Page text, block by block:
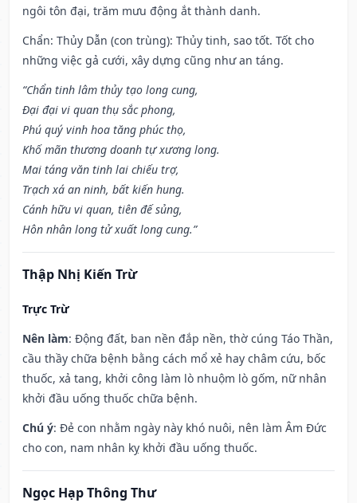
ngôi tôn đại, trăm mưu động ắt thành danh.
Chẩn: Thủy Dẫn (con trùng): Thủy tinh, sao tốt. Tốt cho
những việc gả cưới, xây dựng cũng như an táng.
“Chẩn tinh lâm thủy tạo long cung,
Đại đại vi quan thụ sắc phong,
Phú quý vinh hoa tăng phúc thọ,
Khố mãn thương doanh tự xương long.
Mai táng văn tinh lai chiếu trợ,
Trạch xá an ninh, bất kiến hung.
Cánh hữu vi quan, tiên đế sủng,
Hôn nhân long tử xuất long cung.”
Thập Nhị Kiến Trừ
Trực Trừ
Nên làm: Động đất, ban nền đắp nền, thờ cúng Táo Thần,
cầu thầy chữa bệnh bằng cách mổ xẻ hay châm cứu, bốc
thuốc, xả tang, khởi công làm lò nhuộm lò gốm, nữ nhân
khởi đầu uống thuốc chữa bệnh.
Chú ý: Đẻ con nhằm ngày này khó nuôi, nên làm Âm Đức
cho con, nam nhân kỵ khởi đầu uống thuốc.
Ngọc Hạp Thông Thư